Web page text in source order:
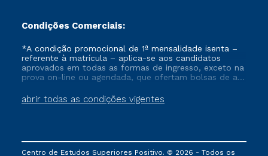
Condições Comerciais:
abrir todas as condições vigentes
*A condição promocional de 1ª mensalidade isenta –
referente à matrícula – aplica-se aos candidatos
aprovados em todas as formas de ingresso, exceto na
prova on-line ou agendada, que ofertam bolsas de até
vigente, que ainda não tenham efetivado e/ou não
tenham cancelado ou trancado sua matrícula em uma
via FIES, Prouni e outros programas governamentais, e
não se acumula com nenhuma outra campanha
Centro de Estudos Superiores Positivo. © 2026 - Todos os